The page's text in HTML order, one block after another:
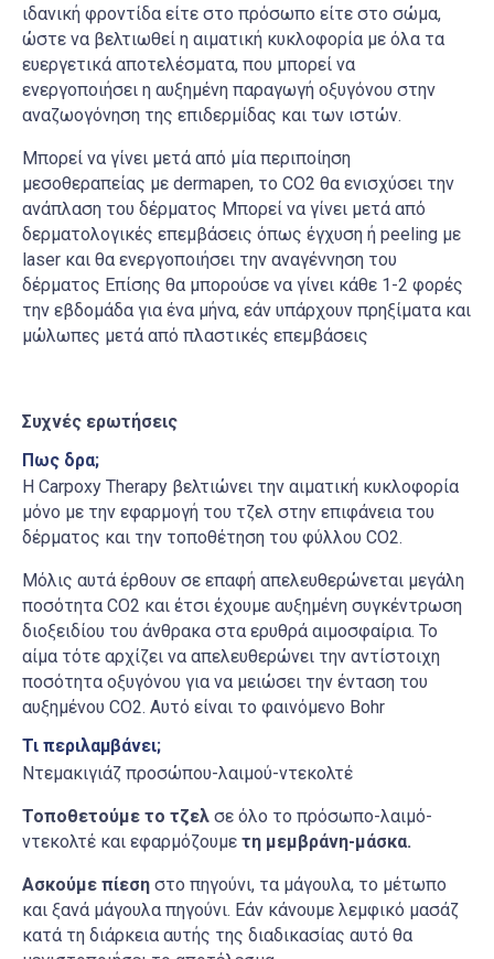
ιδανική φροντίδα είτε στο πρόσωπο είτε στο σώμα,
ώστε να βελτιωθεί η αιματική κυκλοφορία με όλα τα
ευεργετικά αποτελέσματα, που μπορεί να
ενεργοποιήσει η αυξημένη παραγωγή οξυγόνου στην
αναζωογόνηση της επιδερμίδας και των ιστών.
Μπορεί να γίνει μετά από μία περιποίηση
μεσοθεραπείας με dermapen, το CO2 θα ενισχύσει την
ανάπλαση του δέρματος Μπορεί να γίνει μετά από
δερματολογικές επεμβάσεις όπως έγχυση ή peeling με
laser και θα ενεργοποιήσει την αναγέννηση του
δέρματος Επίσης θα μπορούσε να γίνει κάθε 1-2 φορές
την εβδομάδα για ένα μήνα, εάν υπάρχουν πρηξίματα και
μώλωπες μετά από πλαστικές επεμβάσεις
Συχνές ερωτήσεις
Πως δρα;
Η Carpoxy Therapy βελτιώνει την αιματική κυκλοφορία
μόνο με την εφαρμογή του τζελ στην επιφάνεια του
δέρματος και την τοποθέτηση του φύλλου CO2.
Μόλις αυτά έρθουν σε επαφή απελευθερώνεται μεγάλη
ποσότητα CO2 και έτσι έχουμε αυξημένη συγκέντρωση
διοξειδίου του άνθρακα στα ερυθρά αιμοσφαίρια. Το
αίμα τότε αρχίζει να απελευθερώνει την αντίστοιχη
ποσότητα οξυγόνου για να μειώσει την ένταση του
αυξημένου CO2. Αυτό είναι το φαινόμενο Βohr
Τι περιλαμβάνει;
Ντεμακιγιάζ προσώπου-λαιμού-ντεκολτέ
Τοποθετούμε το τζελ σε όλο το πρόσωπο-λαιμό-
ντεκολτέ και εφαρμόζουμε τη μεμβράνη-μάσκα.
Ασκούμε πίεση στο πηγούνι, τα μάγουλα, το μέτωπο
και ξανά μάγουλα πηγούνι. Εάν κάνουμε λεμφικό μασάζ
κατά τη διάρκεια αυτής της διαδικασίας αυτό θα